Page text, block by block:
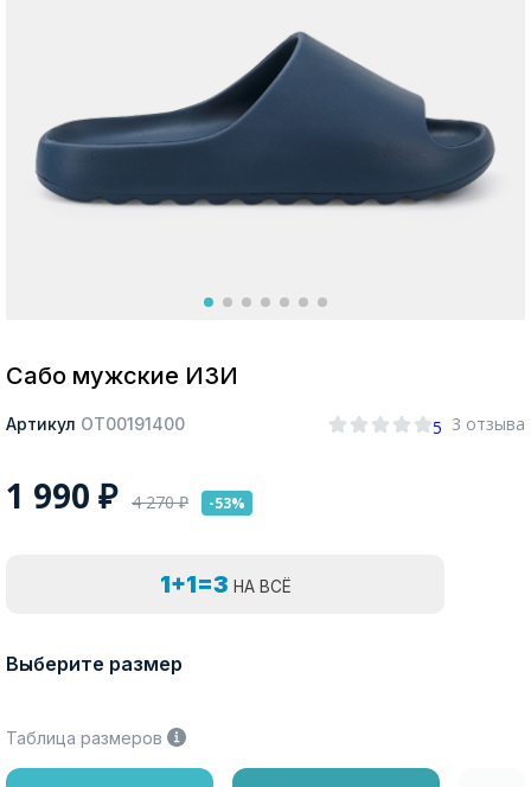
Сабо мужские ИЗИ
Артикул ОТ00191400 5 3 отзыва
1 990 ₽ 4 270₽ -53%
1+1=3 НА ВСЁ
Выберите размер
Таблица размеров